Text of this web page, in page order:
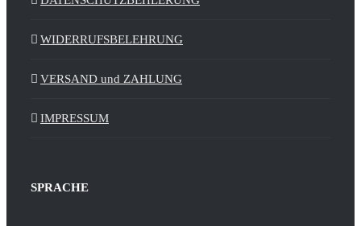
WIDERRUFSBELEHRUNG
VERSAND und ZAHLUNG
IMPRESSUM
SPRACHE